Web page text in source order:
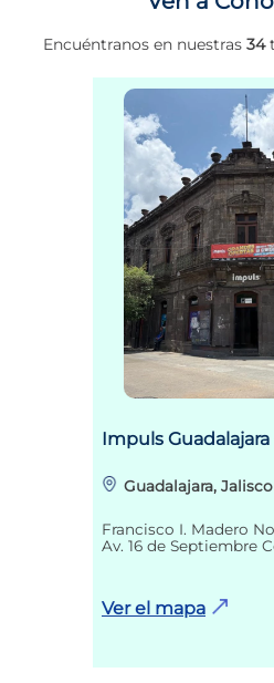
Encuéntranos en nuestras 34
Impuls
Guadalajara, Jalisco
Francisco I. Madero
Av. 16 de Septiembre
Ver el mapa